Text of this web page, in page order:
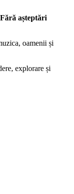
așteptări
oamenii și
explorare și